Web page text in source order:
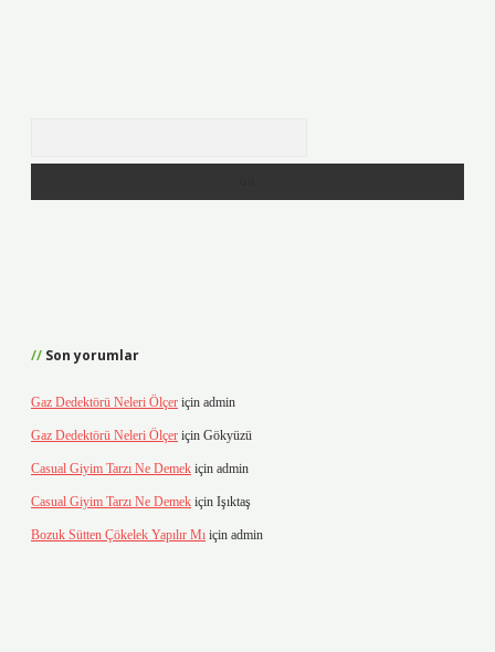
Son yorumlar
Gaz Dedektörü Neleri Ölçer için admin
Gaz Dedektörü Neleri Ölçer için Gökyüzü
Casual Giyim Tarzı Ne Demek için admin
Casual Giyim Tarzı Ne Demek için Işıktaş
Bozuk Sütten Çökelek Yapılır Mı için admin